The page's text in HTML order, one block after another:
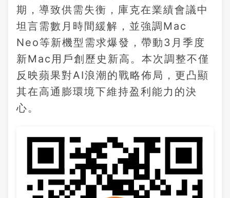
期，導致供需失衡，庫克在業績會議中
坦言需數月時間緩解，並強調Mac
Neo等新機型需求爆發，帶動3月季度
新Mac用戶創歷史新高。本次調整不僅
反映蘋果對AI浪潮的戰略佈局，更凸顯
其在高通膨環境下維持盈利能力的決
心。